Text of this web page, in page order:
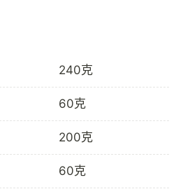
240克
60克
200克
60克